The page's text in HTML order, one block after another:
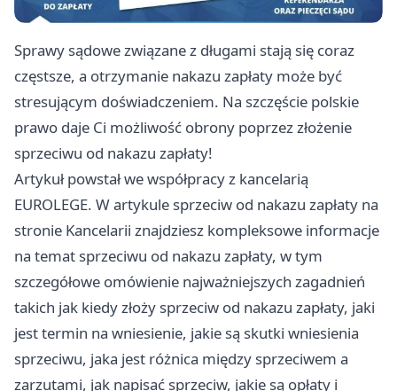
Sprawy sądowe związane z długami stają się coraz
częstsze, a otrzymanie nakazu zapłaty może być
stresującym doświadczeniem. Na szczęście polskie
prawo daje Ci możliwość obrony poprzez złożenie
sprzeciwu od nakazu zapłaty!
Artykuł powstał we współpracy z kancelarią
EUROLEGE. W artykule sprzeciw od nakazu zapłaty na
stronie Kancelarii znajdziesz kompleksowe informacje
na temat sprzeciwu od nakazu zapłaty, w tym
szczegółowe omówienie najważniejszych zagadnień
takich jak kiedy złoży sprzeciw od nakazu zapłaty, jaki
jest termin na wniesienie, jakie są skutki wniesienia
sprzeciwu, jaka jest różnica między sprzeciwem a
zarzutami, jak napisać sprzeciw, jakie są opłaty i